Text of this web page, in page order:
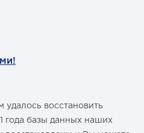
восстановить
года базы данных наших